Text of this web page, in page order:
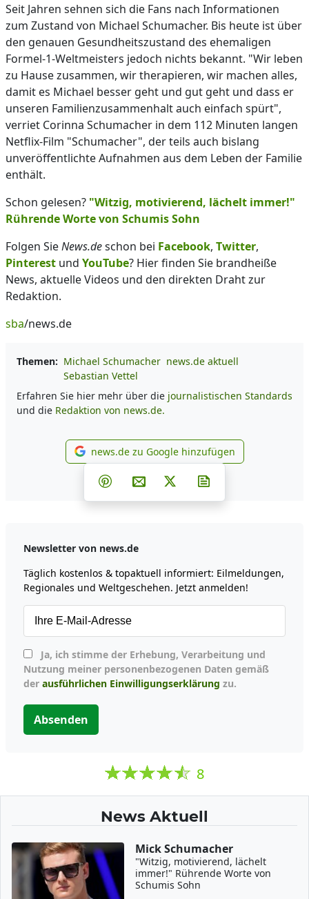
Seit Jahren sehnen sich die Fans nach Informationen
zum Zustand von Michael Schumacher. Bis heute ist über
den genauen Gesundheitszustand des ehemaligen
Formel-1-Weltmeisters jedoch nichts bekannt. "Wir leben
zu Hause zusammen, wir therapieren, wir machen alles,
damit es Michael besser geht und gut geht und dass er
unseren Familienzusammenhalt auch einfach spürt",
verriet Corinna Schumacher in dem 112 Minuten langen
Netflix-Film "Schumacher", der teils auch bislang
unveröffentlichte Aufnahmen aus dem Leben der Familie
enthält.
Schon gelesen? "Witzig, motivierend, lächelt immer!"
Rührende Worte von Schumis Sohn
Folgen SieNews.deschon bei Facebook, Twitter,
Pinterest und YouTube? Hier finden Sie brandheiße
News, aktuelle Videos und den direkten Draht zur
Redaktion.
sba/news.de
Themen: Michael Schumacher news.de aktuell
Sebastian Vettel
Erfahren Sie hier mehr über die journalistischen Standards
und die Redaktion von news.de.
news.de zu Google
news.de zu Google hinzufügen
Teilen auf Facebook
Teilen auf Whatsapp
Teilen auf Telegram
Teilen auf Pinterest
Per E-Mail teilen
Post auf X
Newsletter von news.de
Täglich kostenlos & topaktuell informiert: Eilmeldungen,
Regionales und Weltgeschehen. Jetzt anmelden!
Nutzung meiner personenbezogenen Daten gemäß
der ausführlichen Einwilligungserklärung zu.
Absenden
8
News Aktuell
Mick Schumacher
"Witzig, motivierend, lächelt
immer!" Rührende Worte von
Schumis Sohn